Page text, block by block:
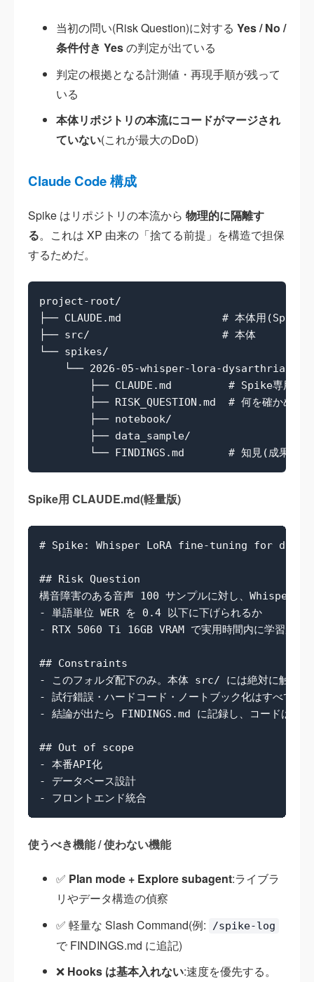
当初の問い(Risk Question)に対する Yes / No /
条件付き Yesの判定が出ている
判定の根拠となる計測値・再現手順が残って
いる
本体リポジトリの本流にコードがマージされ
ていない(これが最大のDoD)
Claude Code 構成
Spike はリポジトリの本流から 物理的に隔離す
る。これは XP 由来の「捨てる前提」を構造で担保
するためだ。
project-root/
├── CLAUDE.md                # 本体用(Spikeと
├── src/                     # 本体
└── spikes/
    └── 2026-05-whisper-lora-dysarthria/
├── CLAUDE.md         # Spike専用・
        ├── RISK_QUESTION.md  # 何を確かめるか
        ├── notebook/
        ├── data_sample/
Spike用 CLAUDE.md(軽量版)
# Spike: Whisper LoRA fine-tuning for
## Risk Question
構音障害のある音声 100 サンプルに対し、Whisper
- 単語単位 WER を 0.4 以下に下げられるか
- RTX 5060 Ti 16GB VRAM で実用時間内に学習が回
## Constraints
- このフォルダ配下のみ。本体 src/ には絶対に触れな
- 試行錯誤・ハードコード・ノートブック化はすべて許容
- 結論が出たら FINDINGS.md に記録し、コードは破棄
## Out of scope
- 本番API化
- データベース設計
使うべき機能 / 使わない機能
✅ Plan mode + Explore subagent:ライブラ
リやデータ構造の偵察
✅ 軽量な Slash Command(例:
/spike-log
で FINDINGS.md に追記)
❌ Hooks は基本入れない:速度を優先する。